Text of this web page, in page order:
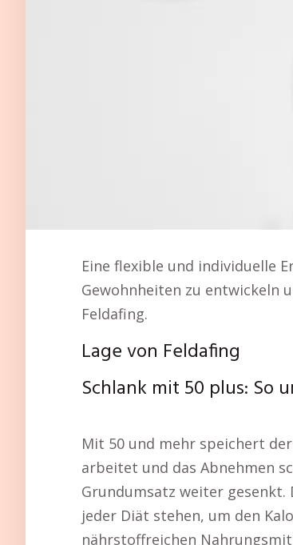
Eine flexible und individuelle
Gewohnheiten zu entwickeln
Feldafing.
Lage von Feldafing
Schlank mit 50 plus: So
Mit 50 und mehr speichert
arbeitet und das Abnehmen
Grundumsatz weiter
jeder Diät stehen, um den
nährstoffreichen